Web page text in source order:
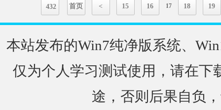
432 首页 < 15 16 17 18 19
本站发布的Win7纯净版系统、
仅为个人学习测试使用，请在下
途，否则后果自负